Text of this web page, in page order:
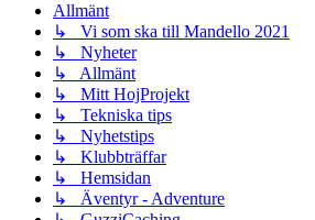
Allmänt
↳ Vi som ska till Mandello 2021
↳ Nyheter
↳ Allmänt
↳ Mitt HojProjekt
↳ Tekniska tips
↳ Nyhetstips
↳ Klubbträffar
↳ Hemsidan
↳ Äventyr - Adventure